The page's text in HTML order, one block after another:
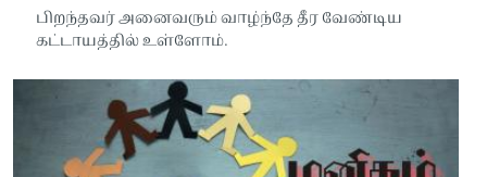
பிறந்தவர் அனைவரும் வாழ்ந்தே தீர வேண்டிய
கட்டாயத்தில் உள்ளோம்.